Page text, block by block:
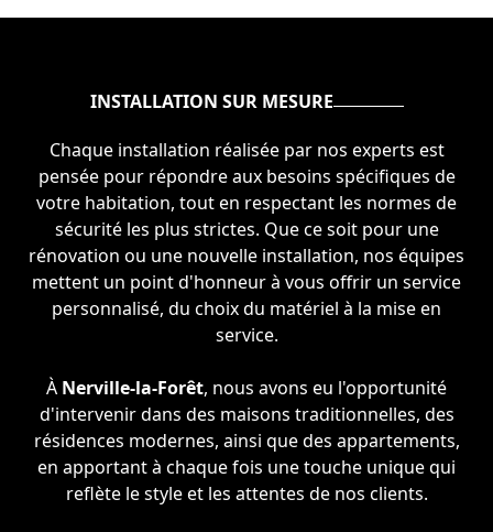
INSTALLATION SUR MESURE
Chaque installation réalisée par nos experts est
pensée pour répondre aux besoins spécifiques de
votre habitation, tout en respectant les normes de
sécurité les plus strictes. Que ce soit pour une
rénovation ou une nouvelle installation, nos équipes
mettent un point d'honneur à vous offrir un service
personnalisé, du choix du matériel à la mise en
service.
À Nerville-la-Forêt, nous avons eu l'opportunité
d'intervenir dans des maisons traditionnelles, des
résidences modernes, ainsi que des appartements,
en apportant à chaque fois une touche unique qui
reflète le style et les attentes de nos clients.